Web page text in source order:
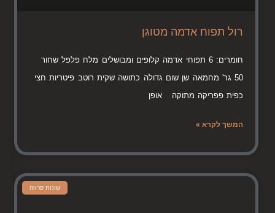
רול תפוח אדמה מטוגן
חומרים: 6 תפוחי אדמה קלופים ומבושלים מלח פלפל שחור
50 גר' מחמאה שן שום גדולה כתושה שקית רוטב פיטריות חצי
כפית פפריקה מתוקה אופן
המשך לקרא »
שונות פרווה